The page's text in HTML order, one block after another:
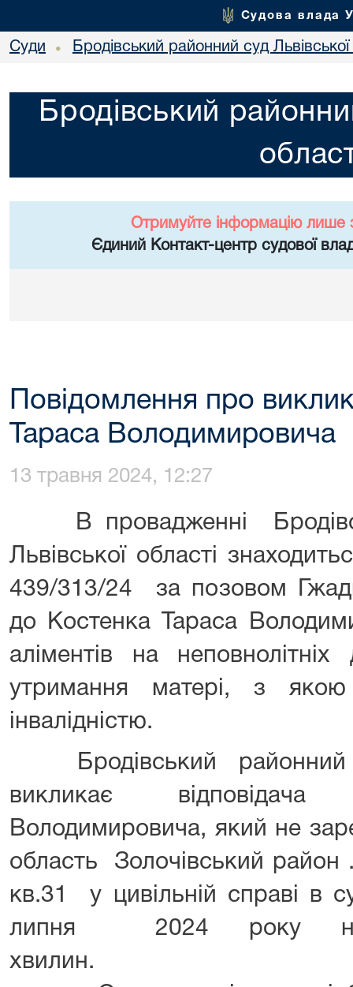
Судова влада
Суди • Бродівський районний суд Львівської
Бродівський
Отримуйте інформацію лише
Єдиний Контакт-центр судової
Повідомлення про
Тараса Володимировича
13 травня 2024, 12:27
В провадженні
Львівської області
439/313/24 за позовом
до Костенка Тараса
аліментів на
утримання матері, з
інвалідністю.
Бродівський районний
викликає
Володимировича, який не
область Золочівський
кв.31 у цивільній справі в
липня 2024 року
хвилин.